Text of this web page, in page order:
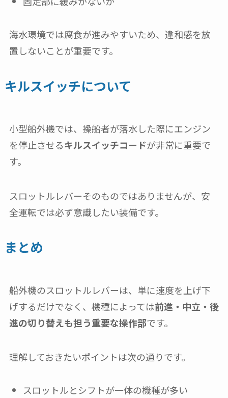
海水環境では腐食が進みやすいため、違和感を放
置しないことが重要です。
キルスイッチについて
小型船外機では、操船者が落水した際にエンジン
を停止させるキルスイッチコードが非常に重要で
す。
スロットルレバーそのものではありませんが、安
全運転では必ず意識したい装備です。
まとめ
船外機のスロットルレバーは、単に速度を上げ下
げするだけでなく、機種によっては前進・中立・後
進の切り替えも担う重要な操作部です。
理解しておきたいポイントは次の通りです。
スロットルとシフトが一体の機種が多い